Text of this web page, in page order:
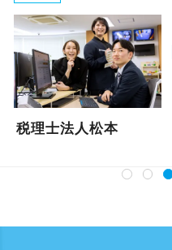
税理士法人松本